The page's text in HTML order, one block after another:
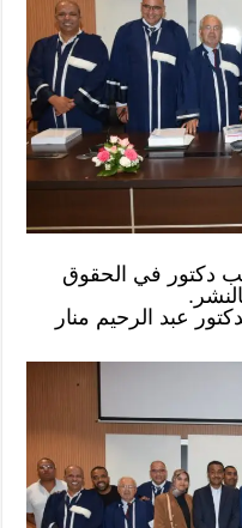
دكتور في الحقوق
عبد الرحيم منار